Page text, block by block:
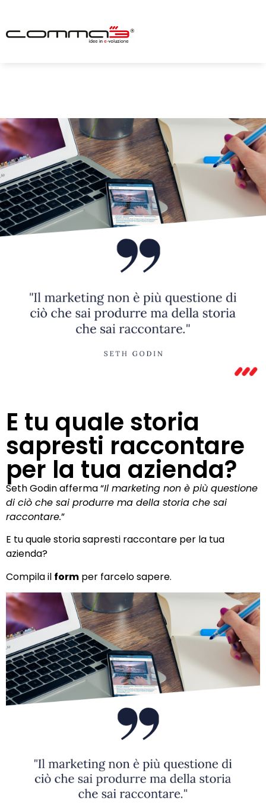
E tu quale storia
sapresti raccontare
per la tua azienda?
Seth Godin afferma “Il marketing non è più questione
di ciò che sai produrre ma della storia che sai
raccontare.”
E tu quale storia sapresti raccontare per la tua
azienda?
Compila il form per farcelo sapere.